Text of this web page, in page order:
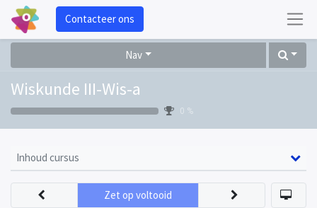
Contacteer ons
Nav
Wiskunde III-Wis-a
0 %
Inhoud cursus
Zet op voltooid